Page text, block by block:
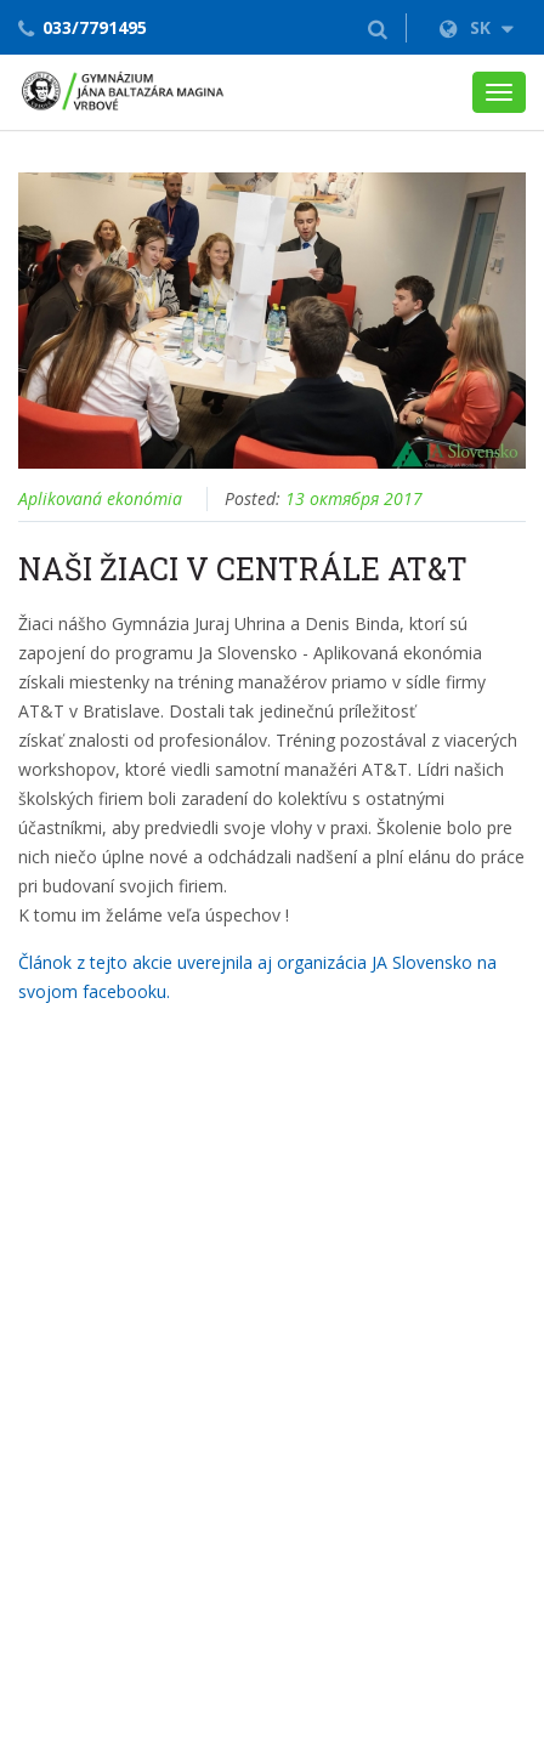
033/7791495 SK
Aplikovaná ekonómia Posted: 13 октября 2017
NAŠI ŽIACI V CENTRÁLE AT&T
Žiaci nášho Gymnázia Juraj Uhrina a Denis Binda, ktorí sú
zapojení do programu Ja Slovensko - Aplikovaná ekonómia
získali miestenky na tréning manažérov priamo v sídle firmy
AT&T v Bratislave. Dostali tak jedinečnú príležitosť
získať znalosti od profesionálov. Tréning pozostával z viacerých
workshopov, ktoré viedli samotní manažéri AT&T. Lídri našich
školských firiem boli zaradení do kolektívu s ostatnými
účastníkmi, aby predviedli svoje vlohy v praxi. Školenie bolo pre
nich niečo úplne nové a odchádzali nadšení a plní elánu do práce
pri budovaní svojich firiem.
K tomu im želáme veľa úspechov !
Článok z tejto akcie uverejnila aj organizácia JA Slovensko na
svojom facebooku.